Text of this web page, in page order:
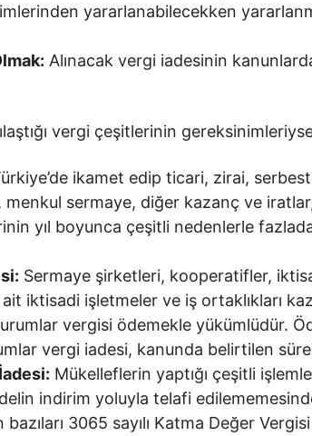
yararlanabilecekken
Alınacak vergi iadesinin
vergi çeşitlerinin
ikamet edip ticari, zirai,
menkul sermaye, diğer kazanç ve
yıl boyunca çeşitli nedenlerle
Sermaye şirketleri, kooperatifler,
iktisadi işletmeler ve iş ortaklıkları
vergisi ödemekle yükümlüdür.
vergi iadesi, kanunda belirtilen
Mükelleflerin yaptığı çeşitli
indirim yoluyla telafi
3065 sayılı Katma Değer